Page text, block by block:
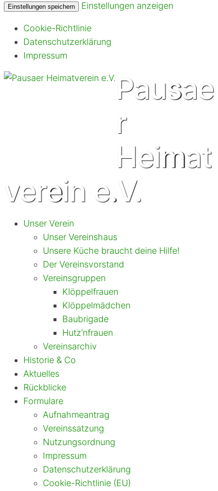
Einstellungen speichern
Einstellungen anzeigen
Cookie-Richtlinie
Datenschutzerklärung
Impressum
Pausae
r
Heimat
verein e.V.
Unser Verein
Unser Vereinshaus
Unsere Küche braucht deine Hilfe!
Der Vereinsvorstand
Vereinsgruppen
Klöppelfrauen
Klöppelmädchen
Baubrigade
Hutz’nfrauen
Vereinsarchiv
Historie & Co
Aktuelles
Rückblicke
Formulare
Aufnahmeantrag
Vereinssatzung
Nutzungsordnung
Impressum
Datenschutzerklärung
Cookie-Richtlinie (EU)